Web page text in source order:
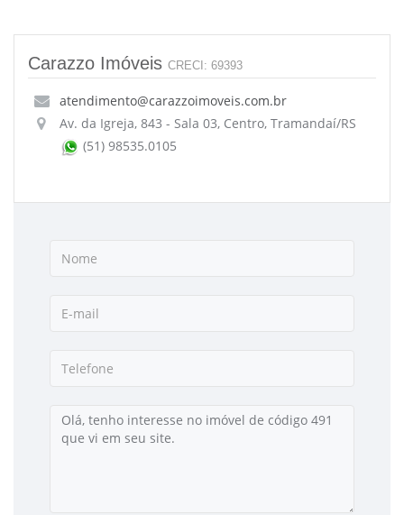
Carazzo Imóveis CRECI: 69393
atendimento@carazzoimoveis.com.br
Av. da Igreja, 843 - Sala 03, Centro, Tramandaí/RS
(51) 98535.0105